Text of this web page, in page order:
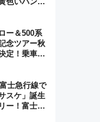
・鉄道ひ
ー＆500系
念ツアー秋
定！乗車体
テル情報ま
士急行線で
スケ」誕生
ー！富士急
グルメ＆グ